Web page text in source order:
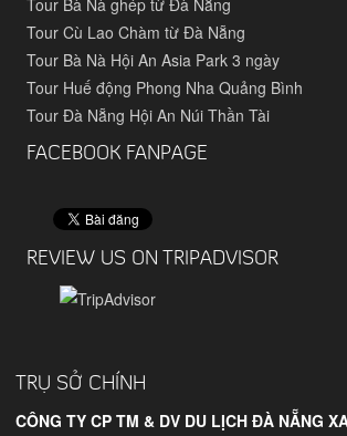
Tour Cù Lao Chàm từ Đà Nẵng
Tour Bà Nà Hội An Asia Park 3 ngày
Tour Huế động Phong Nha Quảng Bình
Tour Đà Nẵng Hội An Núi Thần Tài
FACEBOOK FANPAGE
REVIEW US ON TRIPADVISOR
TRỤ SỞ CHÍNH
CÔNG TY CP TM & DV DU LỊCH ĐÀ NẴNG